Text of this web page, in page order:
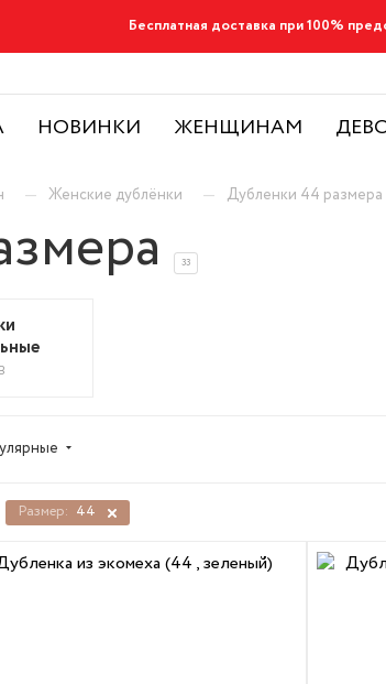
Бесплатная доставка при 100%
НОВИНКИ ЖЕНЩИНАМ
— Женские дублёнки — Дубленки 44 размера
33
Размер: 44